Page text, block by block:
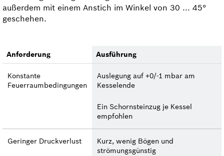
außerdem mit einem Anstich im Winkel von 30 ... 45°
geschehen.
Anforderung Ausführung
Konstante
Feuerraumbedingungen
Auslegung auf +0/-1 mbar am
Kesselende
Ein Schornsteinzug je Kessel
empfohlen
Geringer Druckverlust
Kurz, wenig Bögen und
strömungsgünstig